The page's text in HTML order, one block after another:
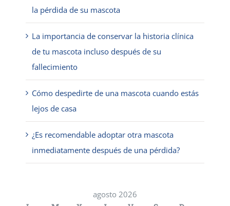
la pérdida de su mascota
La importancia de conservar la historia clínica
de tu mascota incluso después de su
fallecimiento
Cómo despedirte de una mascota cuando estás
lejos de casa
¿Es recomendable adoptar otra mascota
inmediatamente después de una pérdida?
agosto 2026